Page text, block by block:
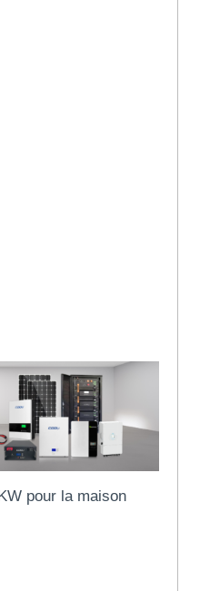
pour la maison